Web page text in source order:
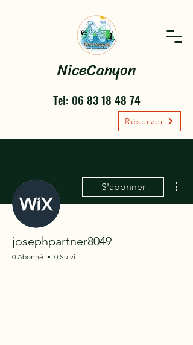
NiceCanyon
Tel: 06 83 18 48 74
Réserver
S'abonner
josephpartner8049
0 Abonné 0 Suivi